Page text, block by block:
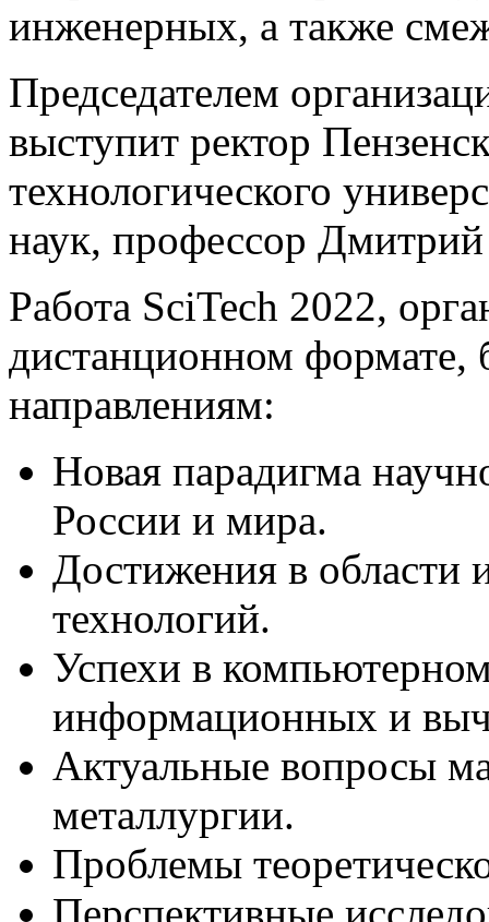
инженерных, а также
Председателем
выступит ректор
технологического
наук, профессор
Работа SciTech 2022,
дистанционном формате,
направлениям:
Новая парадигма
России и мира.
Достижения в области
технологий.
Успехи в
информационных и
Актуальные вопросы
металлургии.
Проблемы